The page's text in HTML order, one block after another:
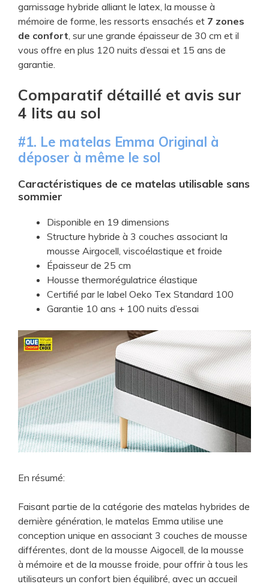
garnissage hybride alliant le latex, la mousse à
mémoire de forme, les ressorts ensachés et 7 zones
de confort, sur une grande épaisseur de 30 cm et il
vous offre en plus 120 nuits d’essai et 15 ans de
garantie.
​Comparatif détaillé et avis sur
4 lits au sol
​#1. Le ​matelas Emma Original à
déposer à même le sol
Caractéristiques de ce matelas utilisable sans
sommier
​Disponible en 19 dimensions
​Structure hybride à 3 couches associant la
mousse Airgocell, viscoélastique et froide
​Épaisseur de 25 cm
​Housse thermorégulatrice élastique
​Certifié par le label Oeko Tex Standard 100
​Garantie 10 ans + 100 nuits d’essai
En résumé:
Faisant partie de la catégorie des matelas hybrides de
dernière génération, le matelas Emma utilise une
conception unique en associant 3 couches de mousse
différentes, dont de la mousse Aigocell, de la mousse
à mémoire et de la mousse froide, pour offrir à tous les
utilisateurs un confort bien équilibré, avec un accueil